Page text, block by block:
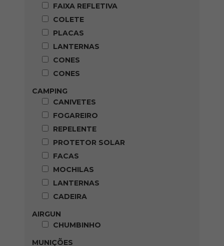
FAIXA REFLETIVA
COLETE
PLACAS
LANTERNAS
CONES
CONES
CAMPING
CANIVETES
FOGAREIRO
REPELENTE
PROTETOR SOLAR
FACAS
MOCHILAS
LANTERNAS
CADEIRA
AIRGUN
CHUMBINHO
MUNIÇÕES